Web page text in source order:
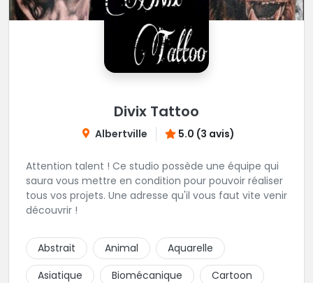
Divix Tattoo
Albertville 5.0 (3 avis)
Attention talent ! Ce studio possède une équipe qui
saura vous mettre en condition pour pouvoir réaliser
tous vos projets. Une adresse qu'il vous faut vite venir
découvrir !
Abstrait Animal
Aquarelle
Asiatique
Biomécanique
Cartoon